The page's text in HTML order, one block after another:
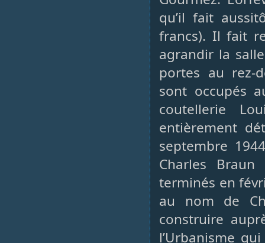
qu’il fait
francs). Il fait
agrandir la
portes au rez-
sont occupés
coutellerie
entièrement
septembre
Charles
terminés en
au nom de
construire
l’Urbanisme